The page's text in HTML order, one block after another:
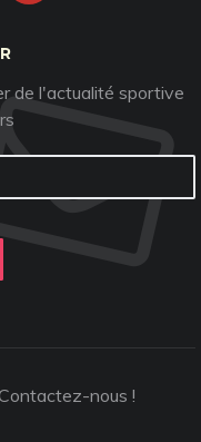
de l'actualité sportive
nous !